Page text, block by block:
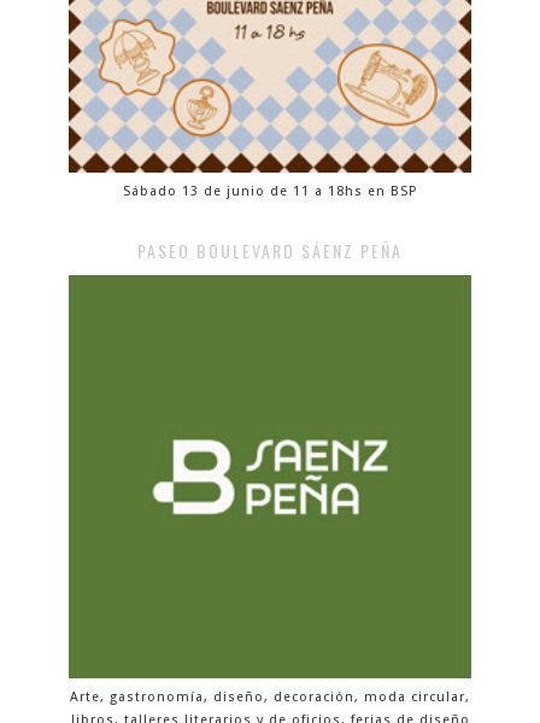
Sábado 13 de junio de 11 a 18hs en BSP
PASEO BOULEVARD SÁENZ PEÑA
Arte, gastronomía, diseño, decoración, moda circular,
libros, talleres literarios y de oficios, ferias de diseño